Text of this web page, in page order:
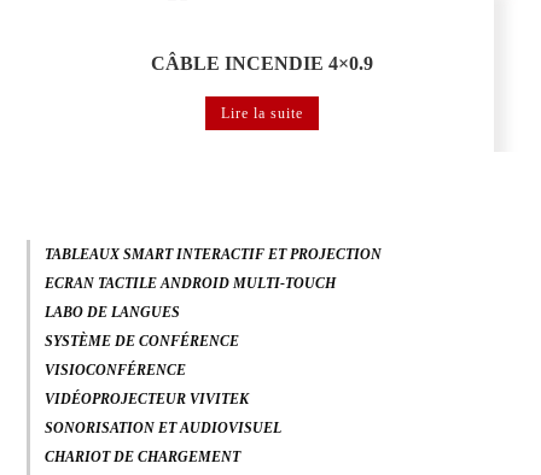
CÂBLE INCENDIE 4×0.9
Lire la suite
TABLEAUX SMART INTERACTIF ET PROJECTION
ECRAN TACTILE ANDROID MULTI-TOUCH
LABO DE LANGUES
SYSTÈME DE CONFÉRENCE
VISIOCONFÉRENCE
VIDÉOPROJECTEUR VIVITEK
SONORISATION ET AUDIOVISUEL
CHARIOT DE CHARGEMENT